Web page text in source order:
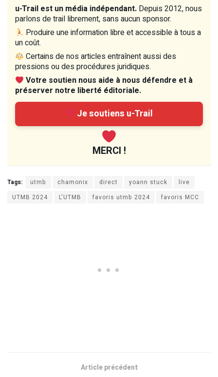
u-Trail est un média indépendant. Depuis 2012, nous
parlons de trail librement, sans aucun sponsor.
Produire une information libre et accessible à tous a
un coût.
Certains de nos articles entraînent aussi des
pressions ou des procédures juridiques.
Votre soutien nous aide à nous défendre et à
préserver notre liberté éditoriale.
Je soutiens u-Trail
MERCI !
Tags: utmb chamonix direct yoann stuck
live
UTMB 2024
L'UTMB favoris utmb 2024 favoris MCC
Article précédent